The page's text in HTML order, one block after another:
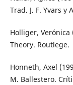
Trad. J. F. Yvars y
Holliger, Verónica
Theory. Routlege.
Honneth, Axel
M. Ballestero.